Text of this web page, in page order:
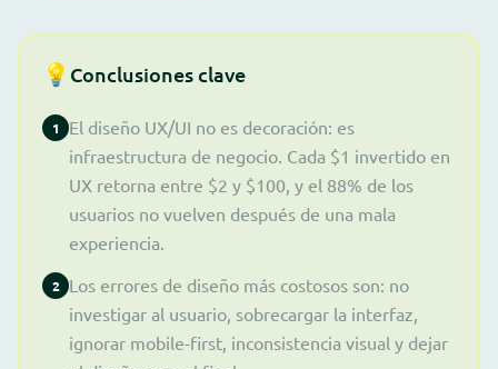
💡 Conclusiones clave
1
El diseño UX/UI no es decoración: es
infraestructura de negocio. Cada $1 invertido en
UX retorna entre $2 y $100, y el 88% de los
usuarios no vuelven después de una mala
experiencia.
2 Los errores de diseño más costosos son: no
investigar al usuario, sobrecargar la interfaz,
ignorar mobile-first, inconsistencia visual y dejar